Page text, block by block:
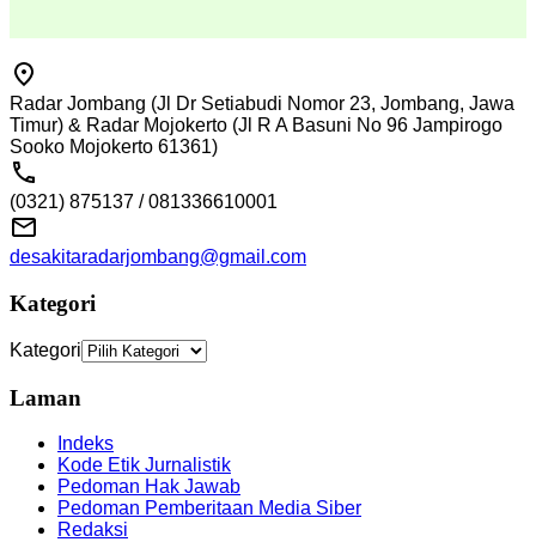
Radar Jombang (Jl Dr Setiabudi Nomor 23, Jombang, Jawa
Timur) & Radar Mojokerto (Jl R A Basuni No 96 Jampirogo
Sooko Mojokerto 61361)
(0321) 875137 / 081336610001
desakitaradarjombang@gmail.com
Kategori
Kategori
Laman
Indeks
Kode Etik Jurnalistik
Pedoman Hak Jawab
Pedoman Pemberitaan Media Siber
Redaksi